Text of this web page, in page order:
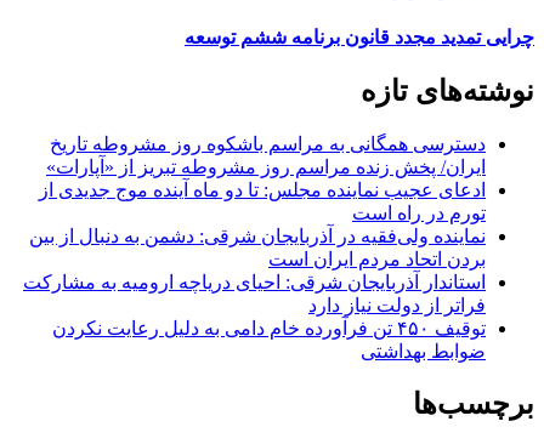
چرایی تمدید مجدد قانون برنامه ششم توسعه
نوشته‌های تازه
دسترسی همگانی به مراسم باشکوه روز مشروطه تاریخ
ایران/ پخش زنده مراسم روز مشروطه تبریز از «آپارات»
ادعای عجیب نماینده مجلس: تا دو ماه آینده موج جدیدی از
تورم در راه است
نماینده ولی‌فقیه در آذربایجان شرقی: دشمن به دنبال از بین
بردن اتحاد مردم ایران است
استاندار آذربایجان شرقی: احیای دریاچه ارومیه به مشارکت
فراتر از دولت نیاز دارد
توقیف ۴۵۰ تن فرآورده خام دامی به دلیل رعایت نکردن
ضوابط بهداشتی
برچسب‌ها